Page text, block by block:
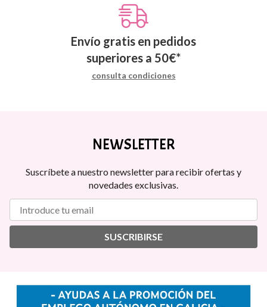
Envío gratis en pedidos
superiores a 50€*
consulta condiciones
NEWSLETTER
Suscríbete a nuestro newsletter para recibir ofertas y
novedades exclusivas.
SUSCRIBIRSE